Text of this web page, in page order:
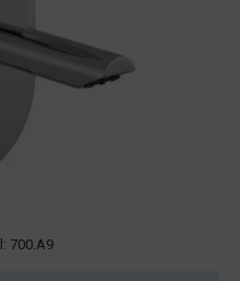
700.A9